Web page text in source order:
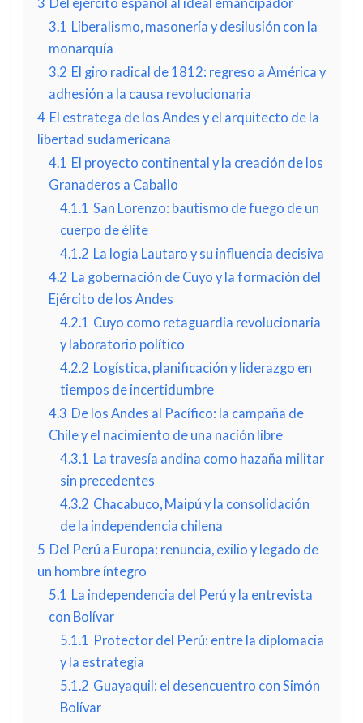
3.1 Liberalismo, masonería y desilusión con la
monarquía
3.2 El giro radical de 1812: regreso a América y
adhesión a la causa revolucionaria
4 El estratega de los Andes y el arquitecto de la
libertad sudamericana
4.1 El proyecto continental y la creación de los
Granaderos a Caballo
4.1.1 San Lorenzo: bautismo de fuego de un
cuerpo de élite
4.1.2 La logia Lautaro y su influencia decisiva
4.2 La gobernación de Cuyo y la formación del
Ejército de los Andes
4.2.1 Cuyo como retaguardia revolucionaria
y laboratorio político
4.2.2 Logística, planificación y liderazgo en
tiempos de incertidumbre
4.3 De los Andes al Pacífico: la campaña de
Chile y el nacimiento de una nación libre
4.3.1 La travesía andina como hazaña militar
sin precedentes
4.3.2 Chacabuco, Maipú y la consolidación
de la independencia chilena
5 Del Perú a Europa: renuncia, exilio y legado de
un hombre íntegro
5.1 La independencia del Perú y la entrevista
con Bolívar
5.1.1 Protector del Perú: entre la diplomacia
y la estrategia
5.1.2 Guayaquil: el desencuentro con Simón
Bolívar